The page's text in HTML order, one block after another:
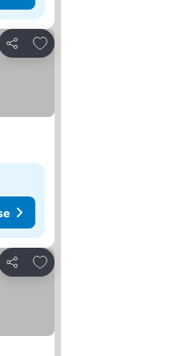
Megosztás
Hozzáadás a kedvencekhez
Megosztás
Hozzáadás a kedvencekhez